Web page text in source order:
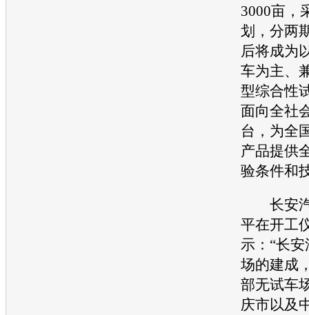
3000亩，
划，分两
后将成为
车为主、
型综合性
面向全社
台，为全
产品提供
验条件和
长安
平在开工
示：“长安
场的建成
部无试车
庆市以及